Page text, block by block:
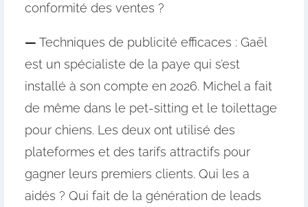
conformité des ventes ?
— Techniques de publicité efficaces : Gaël
est un spécialiste de la paye qui s’est
installé à son compte en 2026. Michel a fait
de même dans le pet-sitting et le toilettage
pour chiens. Les deux ont utilisé des
plateformes et des tarifs attractifs pour
gagner leurs premiers clients. Qui les a
aidés ? Qui fait de la génération de leads